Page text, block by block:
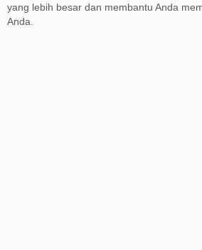
yang lebih besar dan membantu Anda
Anda.